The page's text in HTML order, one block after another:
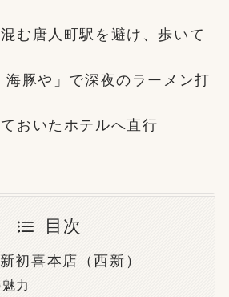
む唐人町駅を避け、歩いて
豚や」で深夜のラーメン打
おいたホテルへ直行
目次
初喜本店（西新）
力